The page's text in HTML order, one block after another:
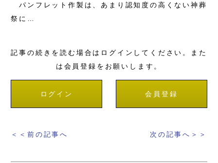
パンフレット作製は、あまり認知度の高くない神葬
祭に…
記事の続きを読む場合はログインしてください。また
は会員登録をお願いします。
ログイン 会員登録
＜＜前の記事へ 次の記事へ＞＞